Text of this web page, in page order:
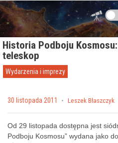
Przejdź do zawartości
Historia Podboju
teleskop
Wydarzenia i imprezy
Posted on
30 listopada 2011 by Leszek Błaszczyk
Od 29 listopada dostępna jest
Podboju Kosmosu” wydana jako